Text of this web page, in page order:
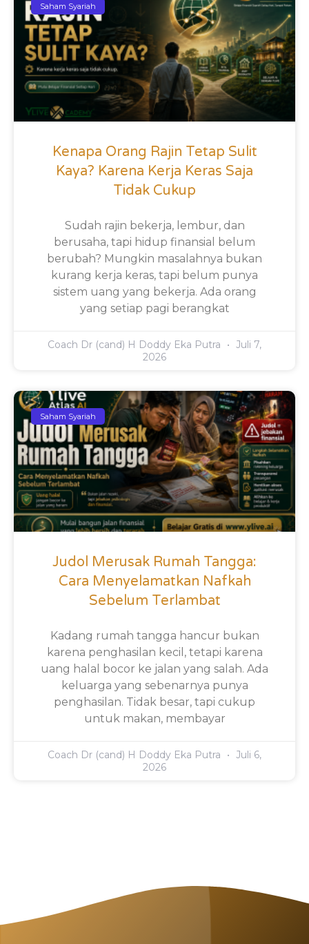
Saham Syariah
Kenapa Orang Rajin Tetap Sulit
Kaya? Karena Kerja Keras Saja
Tidak Cukup
Sudah rajin bekerja, lembur, dan
berusaha, tapi hidup finansial belum
berubah? Mungkin masalahnya bukan
kurang kerja keras, tapi belum punya
sistem uang yang bekerja. Ada orang
yang setiap pagi berangkat
Coach Dr (cand) H Doddy Eka Putra
Juli 7,
2026
Saham Syariah
Judol Merusak Rumah Tangga:
Cara Menyelamatkan Nafkah
Sebelum Terlambat
Kadang rumah tangga hancur bukan
karena penghasilan kecil, tetapi karena
uang halal bocor ke jalan yang salah. Ada
keluarga yang sebenarnya punya
penghasilan. Tidak besar, tapi cukup
untuk makan, membayar
Coach Dr (cand) H Doddy Eka Putra
Juli 6,
2026